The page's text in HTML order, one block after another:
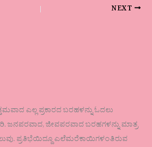
NEXT
ಎಲ್ಲ ಪ್ರಕಾರದ ಬರಹಳನ್ನು ಓದಲು
ಜನಪರವಾದ, ಜೀವಪರವಾದ ಬರಹಗಳನ್ನು ಮಾತ್ರ
ಪ್ರತಿಭೆಯಿದ್ದೂ ಎಲೆಮರೆಕಾಯಿಗಳಂತಿರುವ